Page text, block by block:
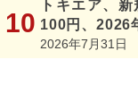
トキエア、
100円、2026
2026年7月31日